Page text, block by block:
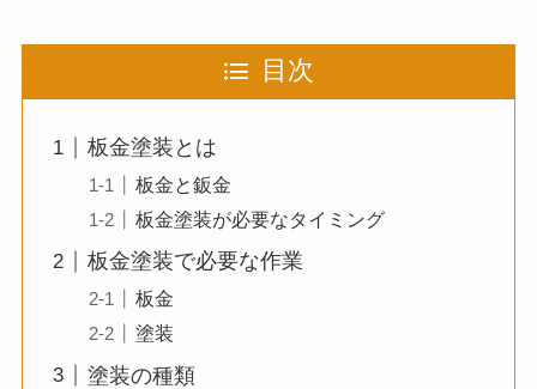
目次
板金塗装とは
板金と鈑金
板金塗装が必要なタイミング
板金塗装で必要な作業
板金
塗装
塗装の種類